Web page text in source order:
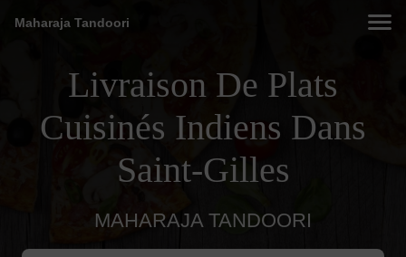
Maharaja Tandoori
Livraison De Plats
Cuisinés Indiens Dans
Saint-Gilles
MAHARAJA TANDOORI